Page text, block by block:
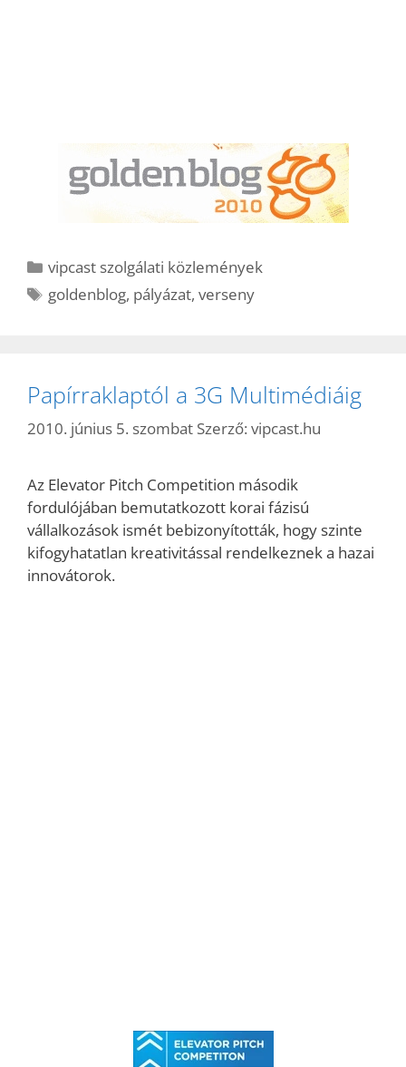
Kategória
vipcast szolgálati közlemények
Címkék
goldenblog, pályázat,verseny
Papírraklaptól a 3G Multimédiáig
2010. június 5. szombat Szerző: vipcast.hu
Az Elevator Pitch Competition második
fordulójában bemutatkozott korai fázisú
vállalkozások ismét bebizonyították, hogy szinte
kifogyhatatlan kreativitással rendelkeznek a hazai
innovátorok.